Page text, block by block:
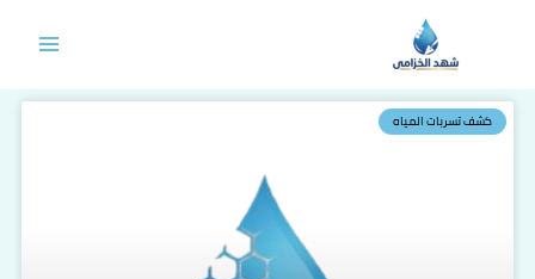
كشف تسربات المياه